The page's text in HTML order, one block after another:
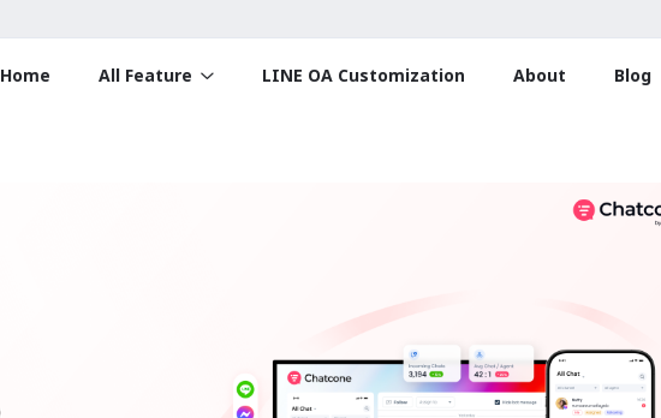
Home All Feature LINE OA Customization About Blog